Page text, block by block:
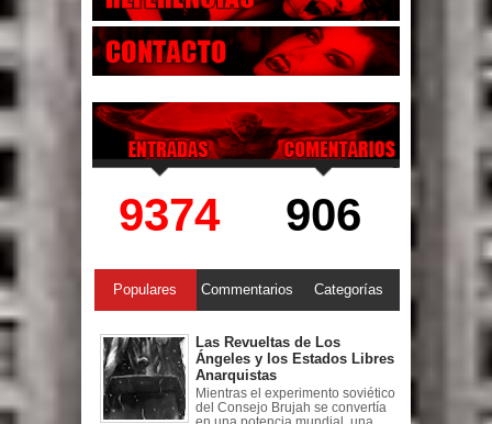
9374 906
Populares Commentarios Categorías
Las Revueltas de Los
Ángeles y los Estados Libres
Anarquistas
Mientras el experimento soviético
del Consejo Brujah se convertía